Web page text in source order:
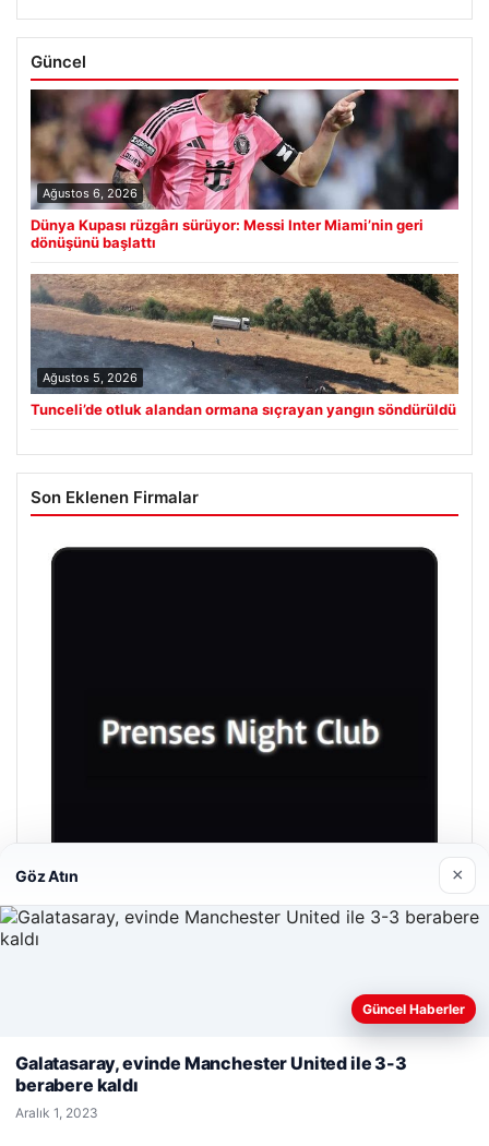
Güncel
Ağustos 6, 2026
Dünya Kupası rüzgârı sürüyor: Messi Inter Miami’nin geri
dönüşünü başlattı
Ağustos 5, 2026
Tunceli’de otluk alandan ormana sıçrayan yangın söndürüldü
Son Eklenen Firmalar
Web sitemizi nasıl kullandığınızı daha iyi anlayabilmek,
kullanıyoruz.Çerez Politikamız
Göz Atın ×
Güncel Haberler
Galatasaray, evinde Manchester United ile 3-3
berabere kaldı
Aralık 1, 2023